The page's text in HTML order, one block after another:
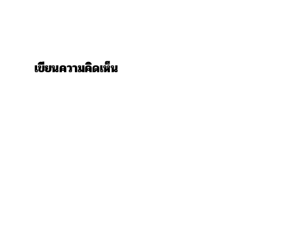
เขียนความคิดเห็น